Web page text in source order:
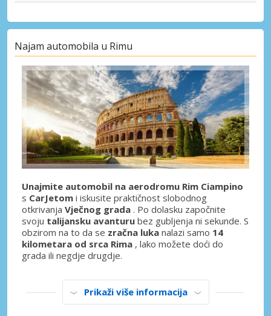
Najam automobila u Rimu
Unajmite automobil na aerodromu Rim Ciampino
s CarJetom i iskusite praktičnost slobodnog
otkrivanja Vječnog grada . Po dolasku započnite
svoju talijansku avanturu bez gubljenja ni sekunde. S
obzirom na to da se zračna luka nalazi samo 14
kilometara od srca Rima , lako možete doći do
grada ili negdje drugdje.
Prikaži više informacija